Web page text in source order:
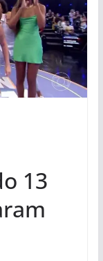
13